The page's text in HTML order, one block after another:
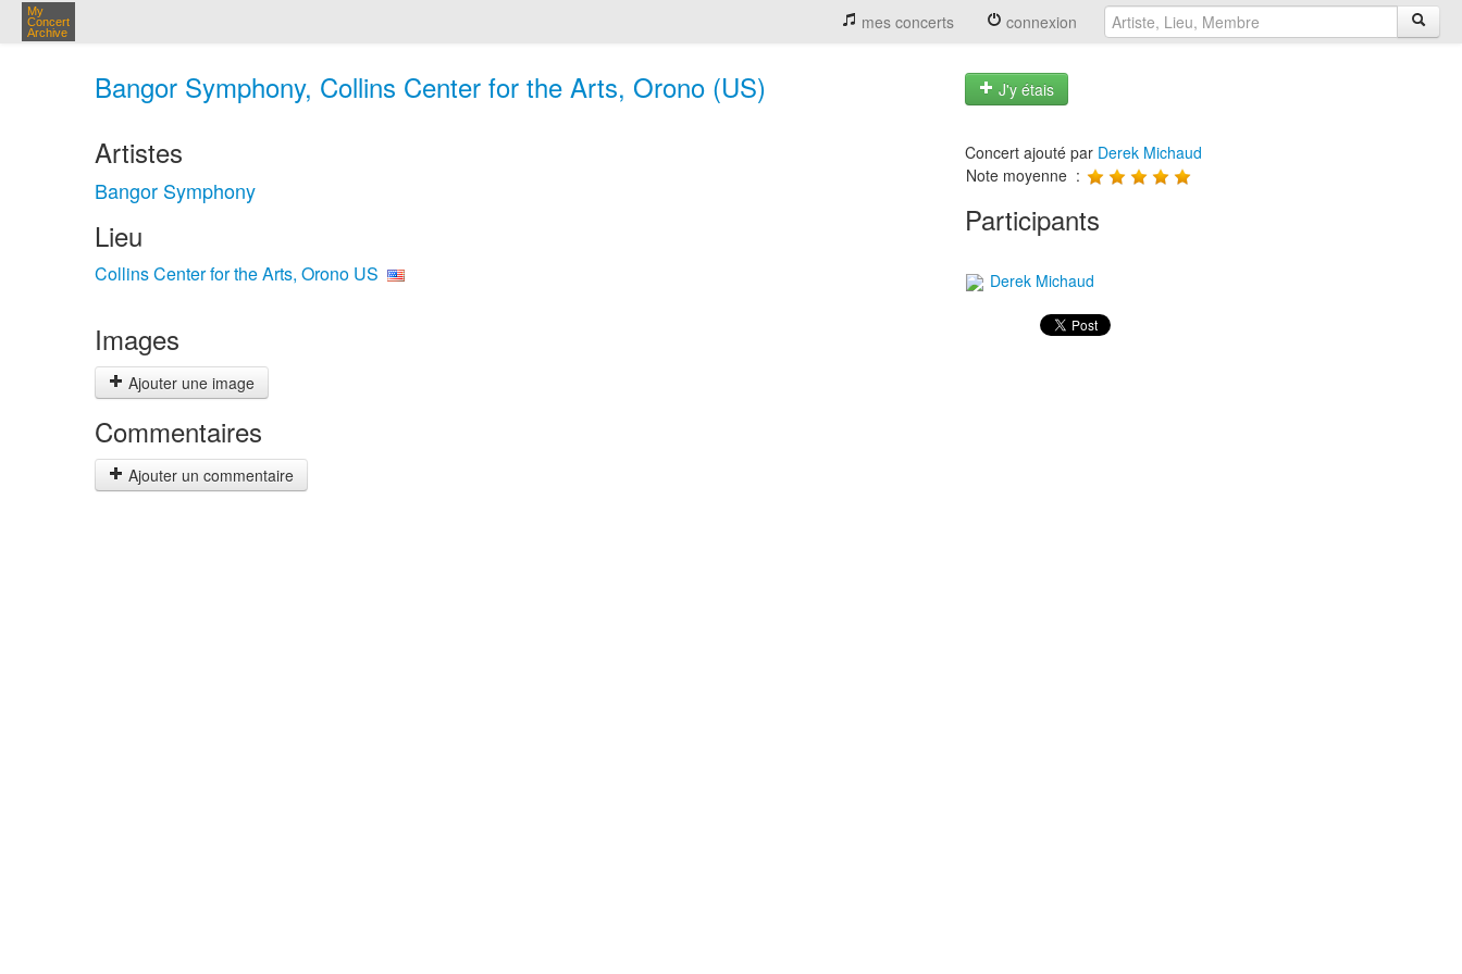
My
Concert
Archive
mes concerts connexion
Bangor Symphony, Collins Center for the Arts, Orono (US) J'y étais
Artistes
Bangor Symphony
Lieu
Collins Center for the Arts, Orono US
Images
Ajouter une image
Commentaires
Ajouter un commentaire
Concert ajouté par Derek Michaud
Note moyenne :
Participants
Derek Michaud